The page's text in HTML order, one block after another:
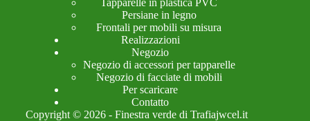
Tapparelle in plastica PVC
Persiane in legno
Frontali per mobili su misura
Realizzazioni
Negozio
Negozio di accessori per tapparelle
Negozio di facciate di mobili
Per scaricare
Contatto
Copyright © 2026 - Finestra verde di Trafiajwcel.it